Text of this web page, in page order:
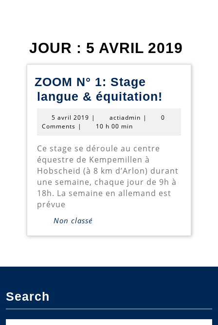
JOUR : 5 AVRIL 2019
ZOOM N° 1: Stage
langue & équitation!
&
5 avril 2019
avril
| actiadmin actiadmin
|
0
Comments | 10 h 00 min
Ce stage se déroule au centre
équestre de Kempemillen à
Hobscheid (à 8 km d’Arlon) durant
une semaine, chaque jour de 9h à
18h. La semaine en allemand est
prévue
Non classé
Search